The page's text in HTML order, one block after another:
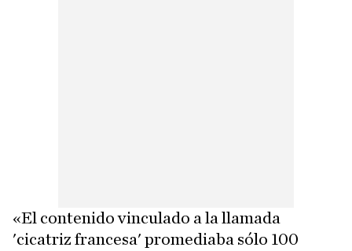
«El contenido vinculado a la llamada
'cicatriz francesa' promediaba sólo 100